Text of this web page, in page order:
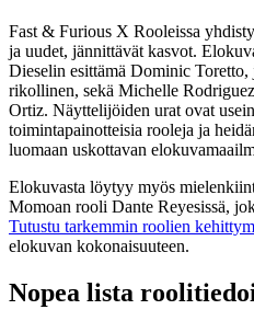
Fast & Furious X Rooleissa
ja uudet, jännittävät kasvot.
Dieselin esittämä Dominic Toretto,
rikollinen, sekä Michelle
Ortiz. Näyttelijöiden urat ovat
toimintapainotteisia rooleja ja
luomaan uskottavan
Elokuvasta löytyy myös
Momoan rooli Dante Reyesissä,
Tutustu tarkemmin roolien
elokuvan kokonaisuuteen.
Nopea lista